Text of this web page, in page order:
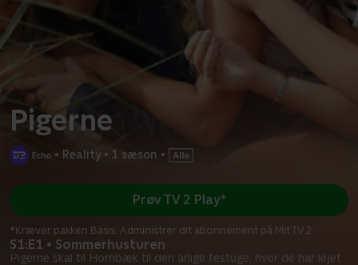
Pigerne
• Reality • 1 sæson •
S1:E1 • Sommerhusturen
Pigerne skal til Hornbæk til den årlige festuge, hvor de har lejet
Prøv TV 2 Play*
*Kræver pakken Basis. Administrer dit abonnement på Mit TV 2.